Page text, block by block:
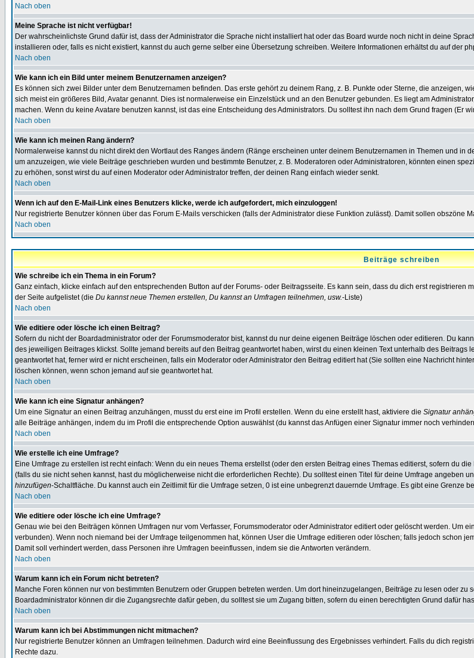
Nach oben
Meine Sprache ist nicht verfügbar!
Der wahrscheinlichste Grund dafür ist, dass der Administrator die Sprache nicht installiert hat oder das Board wurde noch nicht in deine
installieren oder, falls es nicht existiert, kannst du auch gerne selber eine Übersetzung schreiben. Weitere Informationen erhältst du auf der
Nach oben
Wie kann ich ein Bild unter meinem Benutzernamen anzeigen?
Es können sich zwei Bilder unter dem Benutzernamen befinden. Das erste gehört zu deinem Rang, z. B. Punkte oder Sterne, die anzeigen,
sich meist ein größeres Bild, Avatar genannt. Dies ist normalerweise ein Einzelstück und an den Benutzer gebunden. Es liegt am
machen. Wenn du keine Avatare benutzen kannst, ist das eine Entscheidung des Administrators. Du solltest ihn nach dem Grund fragen (Er
Nach oben
Wie kann ich meinen Rang ändern?
Normalerweise kannst du nicht direkt den Wortlaut des Ranges ändern (Ränge erscheinen unter deinem Benutzernamen in Themen und
um anzuzeigen, wie viele Beiträge geschrieben wurden und bestimmte Benutzer, z. B. Moderatoren oder Administratoren, könnten einen
zu erhöhen, sonst wirst du auf einen Moderator oder Administrator treffen, der deinen Rang einfach wieder senkt.
Nach oben
Wenn ich auf den E-Mail-Link eines Benutzers klicke, werde ich aufgefordert, mich einzuloggen!
Nur registrierte Benutzer können über das Forum E-Mails verschicken (falls der Administrator diese Funktion zulässt). Damit sollen obszöne
Nach oben
Beiträge schreiben
Wie schreibe ich ein Thema in ein Forum?
Ganz einfach, klicke einfach auf den entsprechenden Button auf der Forums- oder Beitragsseite. Es kann sein, dass du dich erst
der Seite aufgelistet (die Du kannst neue Themen erstellen, Du kannst an Umfragen teilnehmen, usw.-Liste)
Nach oben
Wie editiere oder lösche ich einen Beitrag?
Sofern du nicht der Boardadministrator oder der Forumsmoderator bist, kannst du nur deine eigenen Beiträge löschen oder editieren. Du
des jeweiligen Beitrages klickst. Sollte jemand bereits auf den Beitrag geantwortet haben, wirst du einen kleinen Text unterhalb des
geantwortet hat, ferner wird er nicht erscheinen, falls ein Moderator oder Administrator den Beitrag editiert hat (Sie sollten eine Nachricht
löschen können, wenn schon jemand auf sie geantwortet hat.
Nach oben
Wie kann ich eine Signatur anhängen?
Um eine Signatur an einen Beitrag anzuhängen, musst du erst eine im Profil erstellen. Wenn du eine erstellt hast, aktiviere die Signatur
alle Beiträge anhängen, indem du im Profil die entsprechende Option auswählst (du kannst das Anfügen einer Signatur immer noch
Nach oben
Wie erstelle ich eine Umfrage?
Eine Umfrage zu erstellen ist recht einfach: Wenn du ein neues Thema erstellst (oder den ersten Beitrag eines Themas editierst, sofern du
(falls du sie nicht sehen kannst, hast du möglicherweise nicht die erforderlichen Rechte). Du solltest einen Titel für deine Umfrage angeben
hinzufügen-Schaltfläche. Du kannst auch ein Zeitlimit für die Umfrage setzen, 0 ist eine unbegrenzt dauernde Umfrage. Es gibt eine Grenze
Nach oben
Wie editiere oder lösche ich eine Umfrage?
Genau wie bei den Beiträgen können Umfragen nur vom Verfasser, Forumsmoderator oder Administrator editiert oder gelöscht werden. Um
verbunden). Wenn noch niemand bei der Umfrage teilgenommen hat, können User die Umfrage editieren oder löschen; falls jedoch schon
Damit soll verhindert werden, dass Personen ihre Umfragen beeinflussen, indem sie die Antworten verändern.
Nach oben
Warum kann ich ein Forum nicht betreten?
Manche Foren können nur von bestimmten Benutzern oder Gruppen betreten werden. Um dort hineinzugelangen, Beiträge zu lesen oder
Boardadministrator können dir die Zugangsrechte dafür geben, du solltest sie um Zugang bitten, sofern du einen berechtigten Grund dafür
Nach oben
Warum kann ich bei Abstimmungen nicht mitmachen?
Nur registrierte Benutzer können an Umfragen teilnehmen. Dadurch wird eine Beeinflussung des Ergebnisses verhindert. Falls du dich
Rechte dazu.